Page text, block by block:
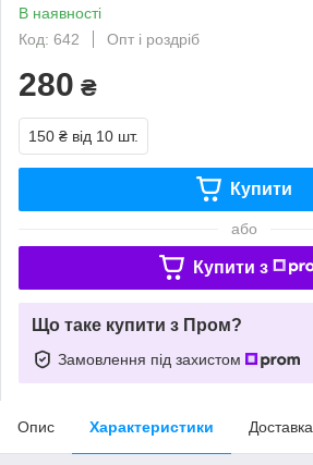
В наявності
Код: 642
Опт і роздріб
280 ₴
150 ₴ від 10 шт.
Купити
або
Купити з
Що таке купити з Пром?
Замовлення під захистом
Опис Характеристики Доставка